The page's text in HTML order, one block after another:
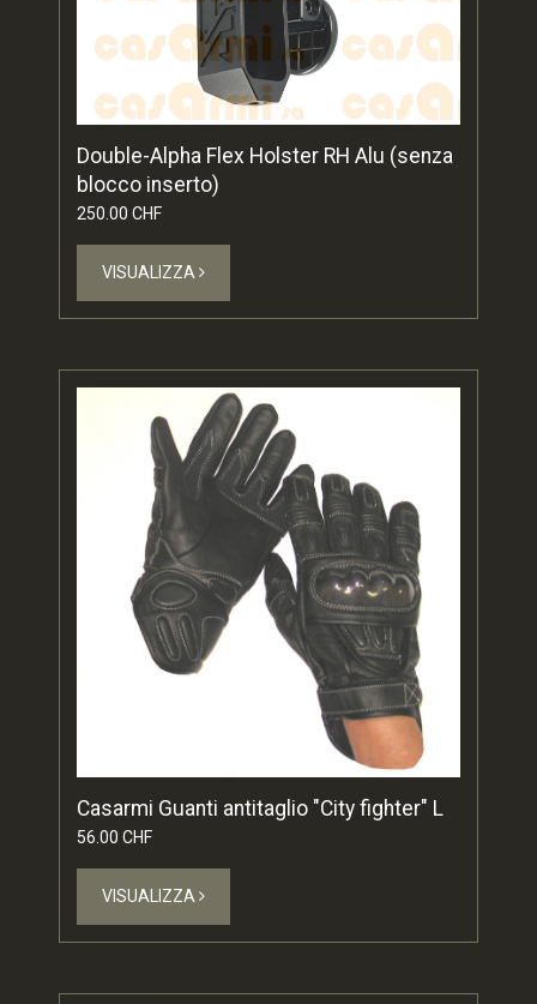
Double-Alpha Flex Holster RH Alu (senza
blocco inserto)
250.00 CHF
VISUALIZZA
Casarmi Guanti antitaglio "City fighter" L
56.00 CHF
VISUALIZZA